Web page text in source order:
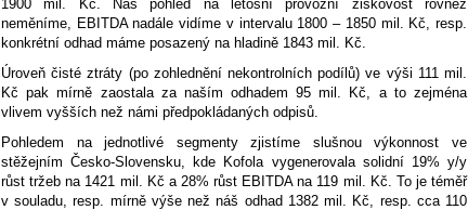
1900 mil. Kč. Náš pohled na letošní provozní ziskovost rovněž
neměníme, EBITDA nadále vidíme v intervalu 1800 – 1850 mil. Kč, resp.
konkrétní odhad máme posazený na hladině 1843 mil. Kč.
Úroveň čisté ztráty (po zohlednění nekontrolních podílů) ve výši 111 mil.
Kč pak mírně zaostala za naším odhadem 95 mil. Kč, a to zejména
vlivem vyšších než námi předpokládaných odpisů.
Pohledem na jednotlivé segmenty zjistíme slušnou výkonnost ve
stěžejním Česko-Slovensku, kde Kofola vygenerovala solidní 19% y/y
růst tržeb na 1421 mil. Kč a 28% růst EBITDA na 119 mil. Kč. To je téměř
v souladu, resp. mírně výše než náš odhad 1382 mil. Kč, resp. cca 110